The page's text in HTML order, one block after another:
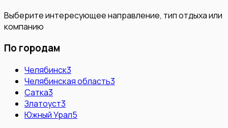
Выберите интересующее направление, тип отдыха или
компанию
По городам
Челябинск3
Челябинская область3
Сатка3
Златоуст3
Южный Урал5